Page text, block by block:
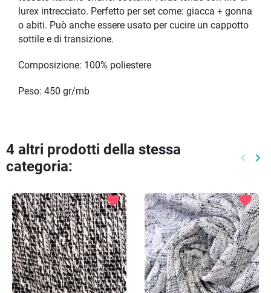
lurex intrecciato. Perfetto per set come: giacca + gonna
o abiti. Può anche essere usato per cucire un cappotto
sottile e di transizione.
Composizione: 100% poliestere
Peso: 450 gr/mb
4 altri prodotti della stessa
categoria:
keyboard_arrow_left keyboard_arrow_right
favorite favorite